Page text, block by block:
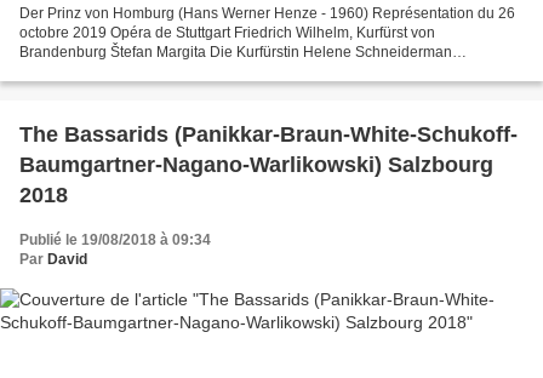
Der Prinz von Homburg (Hans Werner Henze - 1960) Représentation du 26
octobre 2019 Opéra de Stuttgart Friedrich Wilhelm, Kurfürst von
Brandenburg Štefan Margita Die Kurfürstin Helene Schneiderman
The Bassarids (Panikkar-Braun-White-Schukoff-
Baumgartner-Nagano-Warlikowski) Salzbourg
2018
Publié le 19/08/2018 à 09:34
Par David